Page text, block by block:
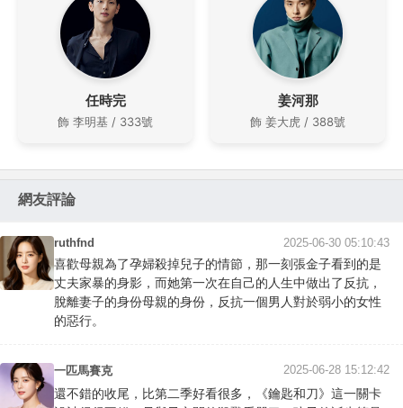
任時完
飾 李明基 / 333號
姜河那
飾 姜大虎 / 388號
網友評論
ruthfnd 2025-06-30 05:10:43
喜歡母親為了孕婦殺掉兒子的情節，那一刻張金子看到的是
丈夫家暴的身影，而她第一次在自己的人生中做出了反抗，
脫離妻子的身份母親的身份，反抗一個男人對於弱小的女性
的惡行。
一匹馬賽克 2025-06-28 15:12:42
還不錯的收尾，比第二季好看很多，《鑰匙和刀》這一關卡